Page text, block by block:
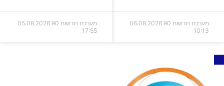
מערכת חדשות 90
06.08.2026
10:13
מערכת חדשות 90
05.08.2026
17:55